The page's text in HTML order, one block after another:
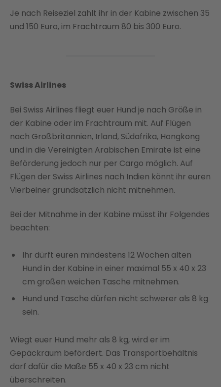
Je nach Reiseziel zahlt ihr in der Kabine zwischen 35
und 150 Euro, im Frachtraum 80 bis 300 Euro.
Swiss Airlines
Bei Swiss Airlines fliegt euer Hund je nach Größe in
der Kabine oder im Frachtraum mit. Auf Flügen
nach Großbritannien, Irland, Südafrika, Hongkong
und in die Vereinigten Arabischen Emirate ist eine
Beförderung jedoch nur per Cargo möglich. Auf
Flügen der Swiss Airlines nach Indien könnt ihr euren
Vierbeiner grundsätzlich nicht mitnehmen.
Bei der Mitnahme in der Kabine müsst ihr Folgendes
beachten:
Ihr dürft euren mindestens 12 Wochen alten
Hund in der Kabine in einer maximal 55 x 40 x 23
cm großen weichen Tasche mitnehmen.
Hund und Tasche dürfen nicht schwerer als 8 kg
sein.
Wiegt euer Hund mehr als 8 kg, wird er im
Gepäckraum befördert. Das Transportbehältnis
darf dafür die Maße 55 x 40 x 23 cm nicht
überschreiten.